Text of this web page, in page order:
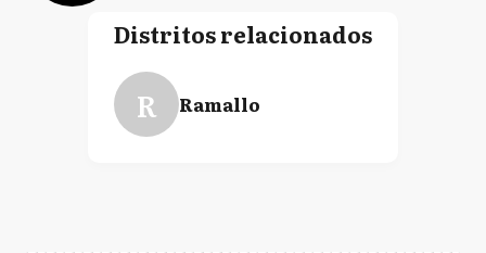
Distritos relacionados
R Ramallo